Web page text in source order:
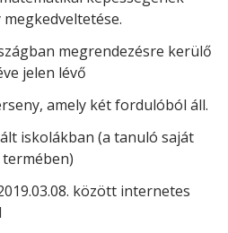
megkedveltetése.
megrendezésre kerülő
jelen lévő
amely két fordulóból áll.
iskolákban (a tanuló saját
között internetes